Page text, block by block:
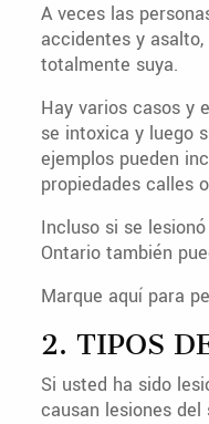
A veces las
accidentes y
totalmente suya.
Hay varios casos y
se intoxica y luego
ejemplos pueden
propiedades calles
Incluso si se
Ontario también
Marque aquí para
2. TIPOS
Si usted ha sido
causan lesiones